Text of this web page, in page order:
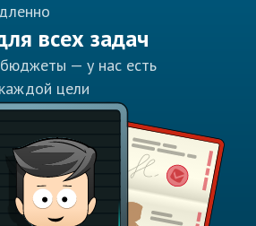
всех задач
— у нас есть
цели